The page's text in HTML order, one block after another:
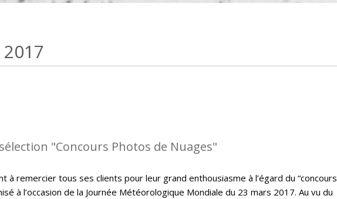
"Concours Photos de Nuages"
à remercier tous ses clients pour leur grand enthousiasme à l’égard du “concours
à l’occasion de la Journée Météorologique Mondiale du 23 mars 2017. Au vu du